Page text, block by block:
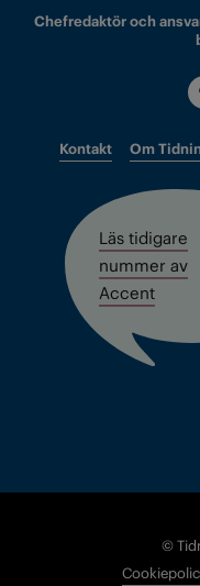
Chefredaktör och
Kontakt Om
Läs tidigare
nummer av
Accent
©